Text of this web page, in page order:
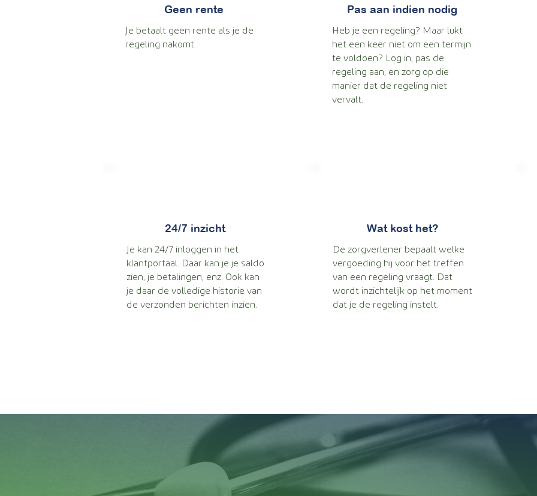
Geen rente
Je betaalt geen rente als je de
regeling nakomt.
Pas aan indien nodig
Heb je een regeling? Maar lukt
het een keer niet om een termijn
te voldoen? Log in, pas de
regeling aan, en zorg op die
manier dat de regeling niet
vervalt.
24/7 inzicht
Je kan 24/7 inloggen in het
klantportaal. Daar kan je je saldo
zien, je betalingen, enz. Ook kan
je daar de volledige historie van
de verzonden berichten inzien.
Wat kost het?
De zorgverlener bepaalt welke
vergoeding hij voor het treffen
van een regeling vraagt. Dat
wordt inzichtelijk op het moment
dat je de regeling instelt.